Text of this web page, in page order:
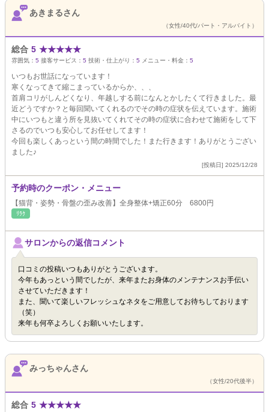
あきまるさん
（女性/40代/パート・アルバイト）
総合 5 ★★★★★
雰囲気： 5 接客サービス： 5 技術・仕上がり： 5 メニュー・料金： 5
いつもお世話になっています！
寒くなってきて縮こまっているからか、、、
首肩コリがしんどくなり、年越しする前になんとかしたくて行きました。最
近どうですか？と毎回聞いてくれるのでその時の症状を伝えています。施術
中にいつもと違う所を見抜いてくれてその時の症状に合わせて施術をして下
さるのでいつも安心してお任せしてます！
今回も楽しくあっという間の時間でした！また行きます！ありがとうござい
ました♪
[投稿日] 2025/12/28
予約時のクーポン・メニュー
【猫背・姿勢・骨盤の歪み改善】全身整体+矯正60分 6800円
ﾘﾗｸ
サロンからの返信コメント
口コミの投稿いつもありがとうございます。
今年もあっという間でしたが、来年またお身体のメンテナンスお手伝い
させていただきます！
また、聞いて楽しいフレッシュなネタをご用意してお待ちしております
（笑）
来年も何卒よろしくお願いいたします。
みっちゃんさん
（女性/20代後半）
総合 5 ★★★★★